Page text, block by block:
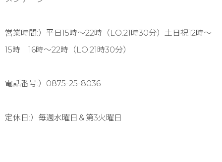
営業時間:）平日15時〜22時（LO.21時30分）土日祝12時〜
15時 16時〜22時（LO.21時30分）
電話番号:）0875-25-8036
定休日:）毎週水曜日＆第3火曜日